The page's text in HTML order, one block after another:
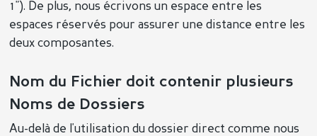
1"). De plus, nous écrivons un espace entre les
espaces réservés pour assurer une distance entre les
deux composantes.
Nom du Fichier doit contenir plusieurs
Noms de Dossiers
Au-delà de l'utilisation du dossier direct comme nous